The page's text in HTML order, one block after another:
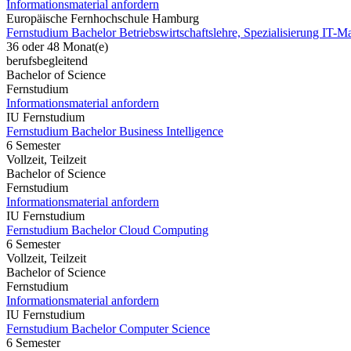
Informationsmaterial anfordern
Europäische Fernhochschule Hamburg
Fernstudium Bachelor Betriebswirtschaftslehre, Spezialisierung IT-
36 oder 48 Monat(e)
berufsbegleitend
Bachelor of Science
Fernstudium
Informationsmaterial anfordern
IU Fernstudium
Fernstudium Bachelor Business Intelligence
6 Semester
Vollzeit, Teilzeit
Bachelor of Science
Fernstudium
Informationsmaterial anfordern
IU Fernstudium
Fernstudium Bachelor Cloud Computing
6 Semester
Vollzeit, Teilzeit
Bachelor of Science
Fernstudium
Informationsmaterial anfordern
IU Fernstudium
Fernstudium Bachelor Computer Science
6 Semester